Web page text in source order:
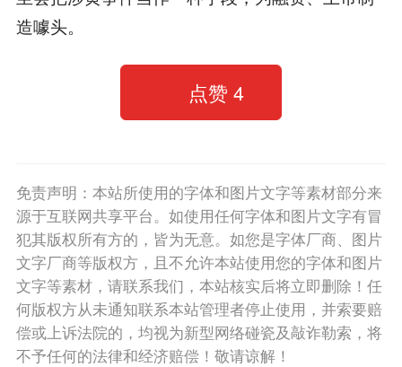
造噱头。
点赞 4
免责声明：本站所使用的字体和图片文字等素材部分来
源于互联网共享平台。如使用任何字体和图片文字有冒
犯其版权所有方的，皆为无意。如您是字体厂商、图片
文字厂商等版权方，且不允许本站使用您的字体和图片
文字等素材，请联系我们，本站核实后将立即删除！任
何版权方从未通知联系本站管理者停止使用，并索要赔
偿或上诉法院的，均视为新型网络碰瓷及敲诈勒索，将
不予任何的法律和经济赔偿！敬请谅解！